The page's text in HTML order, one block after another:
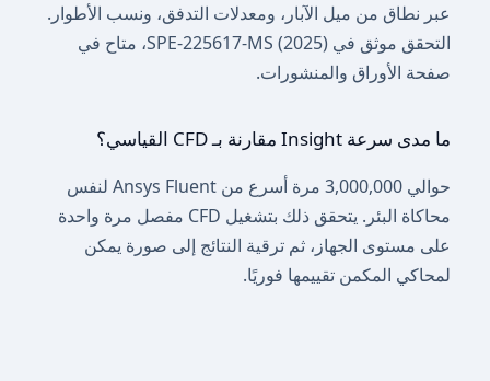
عبر نطاق من ميل الآبار، ومعدلات التدفق، ونسب الأطوار.
التحقق موثق في SPE-225617-MS (2025)، متاح في
صفحة الأوراق والمنشورات.
ما مدى سرعة Insight مقارنة بـ CFD القياسي؟
حوالي 3,000,000 مرة أسرع من Ansys Fluent لنفس
محاكاة البئر. يتحقق ذلك بتشغيل CFD مفصل مرة واحدة
على مستوى الجهاز، ثم ترقية النتائج إلى صورة يمكن
لمحاكي المكمن تقييمها فوريًا.